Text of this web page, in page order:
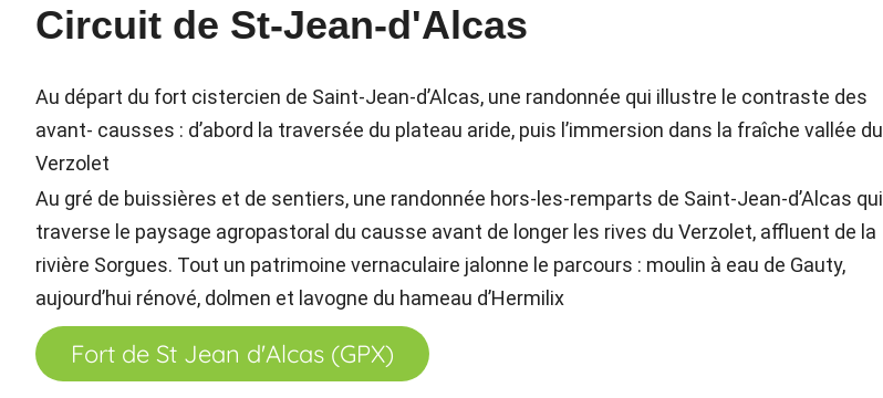
Circuit de St-Jean-d'Alcas
Au départ du fort cistercien de Saint-Jean-d’Alcas, une randonnée qui illustre le contraste des
avant- causses : d’abord la traversée du plateau aride, puis l’immersion dans la fraîche vallée du
Verzolet
Au gré de buissières et de sentiers, une randonnée hors-les-remparts de Saint-Jean-d’Alcas qui
traverse le paysage agropastoral du causse avant de longer les rives du Verzolet, affluent de la
rivière Sorgues. Tout un patrimoine vernaculaire jalonne le parcours : moulin à eau de Gauty,
aujourd’hui rénové, dolmen et lavogne du hameau d’Hermilix
Fort de St Jean d'Alcas (GPX)